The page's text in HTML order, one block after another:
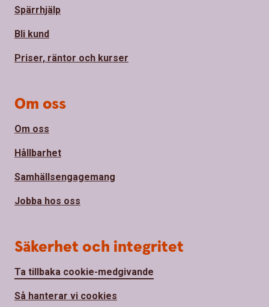
Spärrhjälp
Bli kund
Priser, räntor och kurser
Om oss
Om oss
Hållbarhet
Samhällsengagemang
Jobba hos oss
Säkerhet och integritet
Ta tillbaka cookie-medgivande
Så hanterar vi cookies